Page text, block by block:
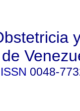
ISSN 0048-